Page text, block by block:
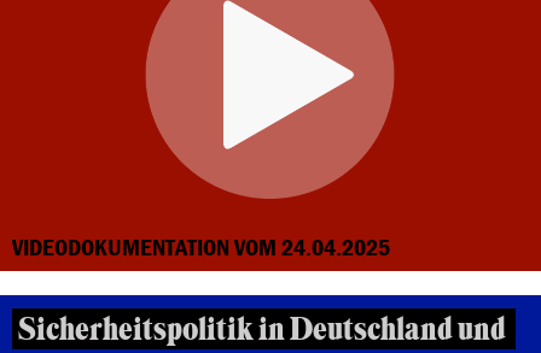
VIDEODOKUMENTATION VOM 24.04.2025
Sicherheitspolitik in Deutschland und